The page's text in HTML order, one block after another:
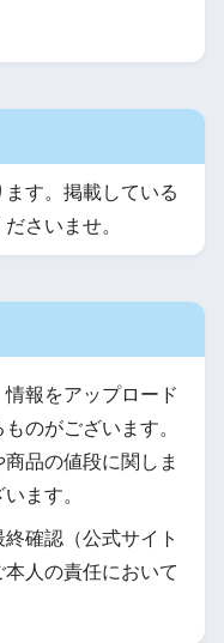
す。掲載している
さいませ。
報をアップロード
のがございます。
品の値段に関しま
ます。
確認（公式サイト
人の責任において